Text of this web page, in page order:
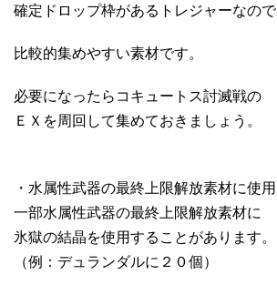
確定ドロップ枠があるトレジャーなので
比較的集めやすい素材です。
必要になったらコキュートス討滅戦の
ＥＸを周回して集めておきましょう。
・水属性武器の最終上限解放素材に使用
一部水属性武器の最終上限解放素材に
氷獄の結晶を使用することがあります。
（例：デュランダルに２０個）